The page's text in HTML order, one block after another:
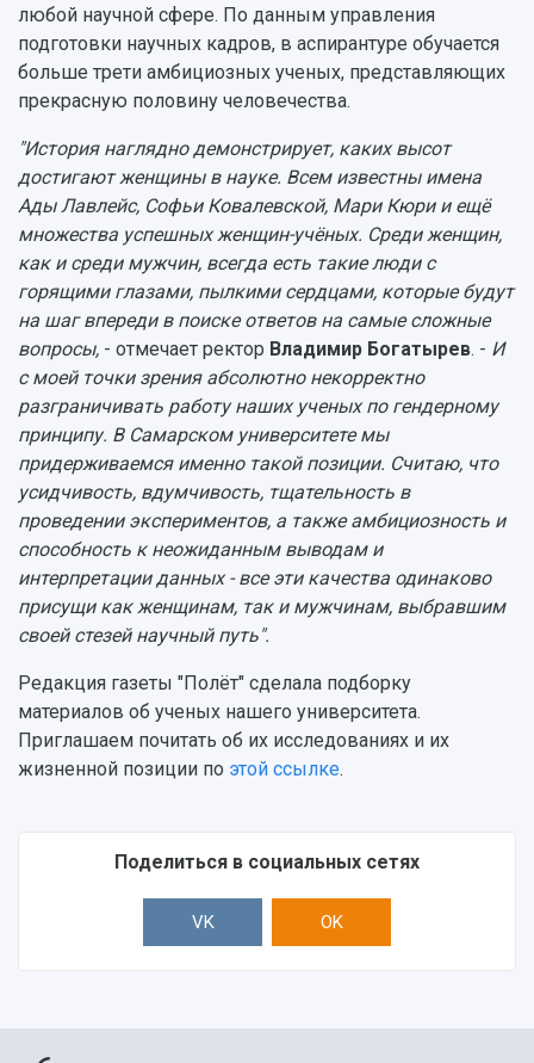
Музеи
Учебный аэродром
Центр истории авиационных двигателей
Ботанический сад
Международный межвузовский кампус
Сведения об образовательной организации
Официальные документы
Отчеты о проведенных конференциях
любой научной сфере. По данным управления
подготовки научных кадров, в аспирантуре обучается
больше трети амбициозных ученых, представляющих
прекрасную половину человечества.
"История наглядно демонстрирует, каких высот
достигают женщины в науке. Всем известны имена
Ады Лавлейс, Софьи Ковалевской, Мари Кюри и ещё
множества успешных женщин-учёных. Среди женщин,
как и среди мужчин, всегда есть такие люди с
горящими глазами, пылкими сердцами, которые будут
на шаг впереди в поиске ответов на самые сложные
вопросы, - отмечает ректор Владимир Богатырев. - И
с моей точки зрения абсолютно некорректно
разграничивать работу наших ученых по гендерному
принципу. В Самарском университете мы
придерживаемся именно такой позиции. Считаю, что
усидчивость, вдумчивость, тщательность в
проведении экспериментов, а также амбициозность и
способность к неожиданным выводам и
интерпретации данных - все эти качества одинаково
присущи как женщинам, так и мужчинам, выбравшим
своей стезей научный путь".
Редакция газеты "Полёт" сделала подборку
материалов об ученых нашего университета.
Приглашаем почитать об их исследованиях и их
жизненной позиции по этой ссылке.
Поделиться в социальных сетях
VK OK